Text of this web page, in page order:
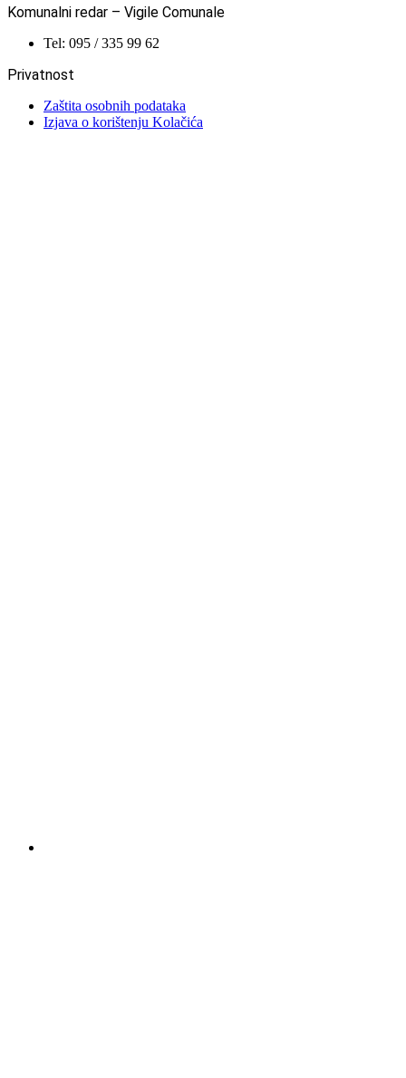
Komunalni redar – Vigile Comunale
Tel: 095 / 335 99 62
Privatnost
Zaštita osobnih podataka
Izjava o korištenju Kolačića